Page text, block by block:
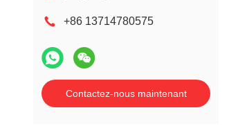
+86 13714780575
Contactez-nous maintenant